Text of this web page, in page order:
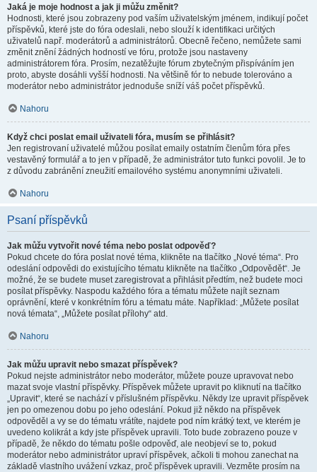
Jaká je moje hodnost a jak ji můžu změnit?
Hodnosti, které jsou zobrazeny pod vaším uživatelským jménem, indikují počet
příspěvků, které jste do fóra odeslali, nebo slouží k identifikaci určitých
uživatelů např. moderátorů a administrátorů. Obecně řečeno, nemůžete sami
změnit znění žádných hodností ve fóru, protože jsou nastaveny
administrátorem fóra. Prosím, nezatěžujte fórum zbytečným přispíváním jen
proto, abyste dosáhli vyšší hodnosti. Na většině fór to nebude tolerováno a
moderátor nebo administrátor jednoduše sníží váš počet příspěvků.
Nahoru
Když chci poslat email uživateli fóra, musím se přihlásit?
Jen registrovaní uživatelé můžou posílat emaily ostatním členům fóra přes
vestavěný formulář a to jen v případě, že administrátor tuto funkci povolil. Je to
z důvodu zabránění zneužití emailového systému anonymními uživateli.
Nahoru
Psaní příspěvků
Jak můžu vytvořit nové téma nebo poslat odpověď?
Pokud chcete do fóra poslat nové téma, klikněte na tlačítko „Nové téma“. Pro
odeslání odpovědi do existujícího tématu klikněte na tlačítko „Odpovědět“. Je
možné, že se budete muset zaregistrovat a přihlásit předtím, než budete moci
posílat příspěvky. Naspodu každého fóra a tématu můžete najít seznam
oprávnění, které v konkrétním fóru a tématu máte. Například: „Můžete posílat
nová témata“, „Můžete posílat přílohy“ atd.
Nahoru
Jak můžu upravit nebo smazat příspěvek?
Pokud nejste administrátor nebo moderátor, můžete pouze upravovat nebo
mazat svoje vlastní příspěvky. Příspěvek můžete upravit po kliknutí na tlačítko
„Upravit“, které se nachází v příslušném příspěvku. Někdy lze upravit příspěvek
jen po omezenou dobu po jeho odeslání. Pokud již někdo na příspěvek
odpověděl a vy se do tématu vrátíte, najdete pod ním krátký text, ve kterém je
uvedeno kolikrát a kdy jste příspěvek upravili. Toto bude zobrazeno pouze v
případě, že někdo do tématu pošle odpověď, ale neobjeví se to, pokud
moderátor nebo administrátor upraví příspěvek, ačkoli ti mohou zanechat na
základě vlastního uvážení vzkaz, proč příspěvek upravili. Vezměte prosím na